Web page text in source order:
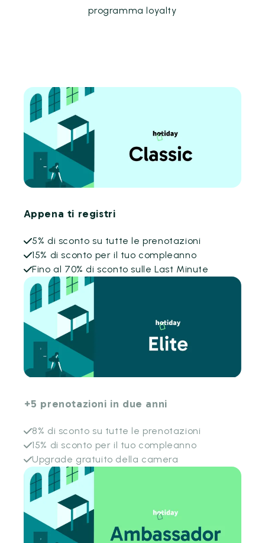
programma loyalty
Appena ti registri
5% di sconto su tutte le prenotazioni
15% di sconto per il tuo compleanno
Fino al 70% di sconto sulle Last Minute
+5 prenotazioni in due anni
8% di sconto su tutte le prenotazioni
15% di sconto per il tuo compleanno
Upgrade gratuito della camera